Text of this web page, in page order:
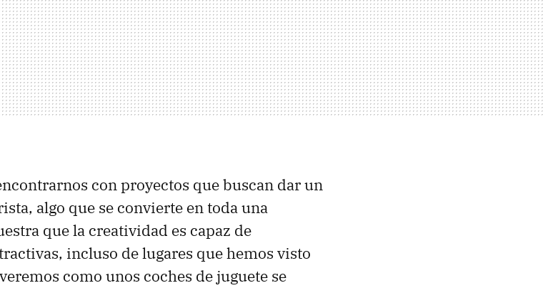
con proyectos que buscan dar un
algo que se convierte en toda una
que la creatividad es capaz de
incluso de lugares que hemos visto
como unos coches de juguete se